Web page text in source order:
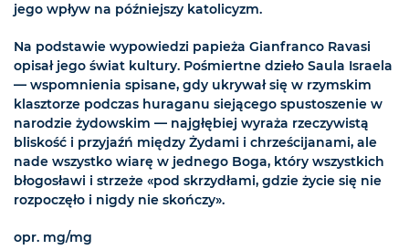
jego wpływ na późniejszy katolicyzm.
Na podstawie wypowiedzi papieża Gianfranco Ravasi
opisał jego świat kultury. Pośmiertne dzieło Saula Israela
— wspomnienia spisane, gdy ukrywał się w rzymskim
klasztorze podczas huraganu siejącego spustoszenie w
narodzie żydowskim — najgłębiej wyraża rzeczywistą
bliskość i przyjaźń między Żydami i chrześcijanami, ale
nade wszystko wiarę w jednego Boga, który wszystkich
błogosławi i strzeże «pod skrzydłami, gdzie życie się nie
rozpoczęło i nigdy nie skończy».
opr. mg/mg